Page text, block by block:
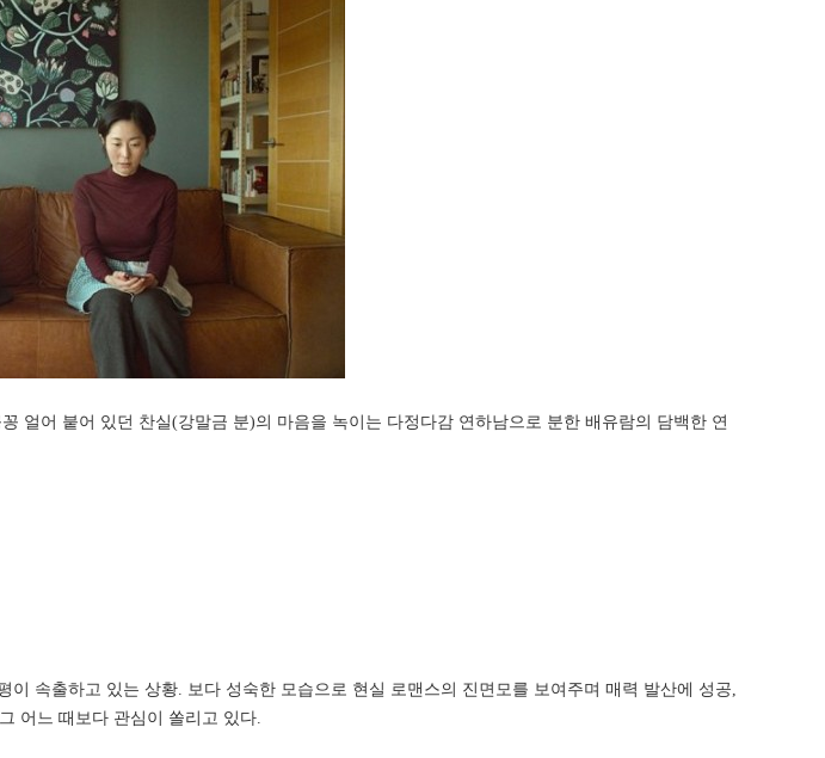
얼어 붙어 있던 찬실(강말금 분)의 마음을 녹이는 다정다감 연하남으로 분한 배유람의 담백한 연
속출하고 있는 상황. 보다 성숙한 모습으로 현실 로맨스의 진면모를 보여주며 매력 발산에 성공,
어느 때보다 관심이 쏠리고 있다.